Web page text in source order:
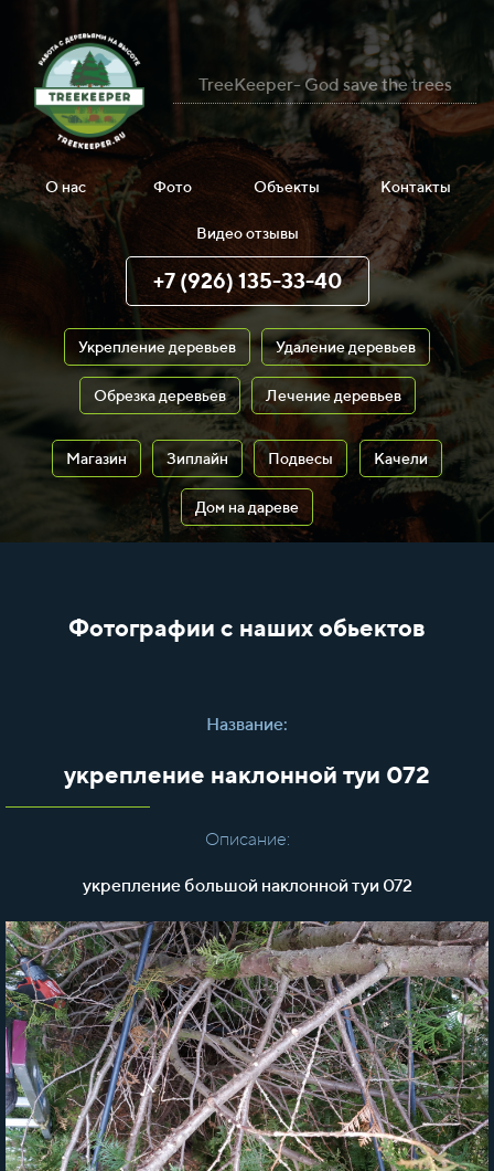
TreeKeeper- God save the trees
О нас Фото Объекты Контакты
Видео отзывы
+7 (926) 135-33-40
Укрепление деревьев Удаление деревьев
Обрезка деревьев Лечение деревьев
Магазин Зиплайн Подвесы Качели
Дом на дареве
Фотографии с наших обьектов
Название:
укрепление наклонной туи 072
Описание:
укрепление большой наклонной туи 072